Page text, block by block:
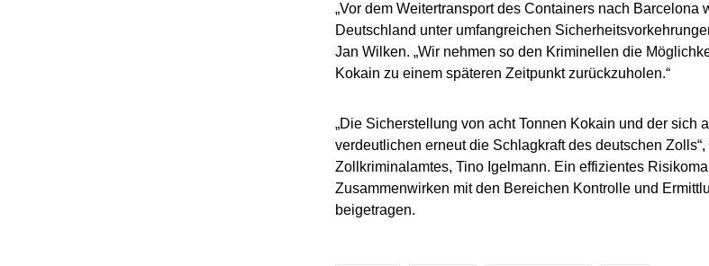
„Vor dem Weitertransport des Containers nach Barcelona
Deutschland unter umfangreichen
Jan Wilken. „Wir nehmen so den Kriminellen die
Kokain zu einem späteren Zeitpunkt zurückzuholen.“
„Die Sicherstellung von acht Tonnen Kokain und der sich
verdeutlichen erneut die Schlagkraft des deutschen
Zollkriminalamtes, Tino Igelmann. Ein effizientes
Zusammenwirken mit den Bereichen Kontrolle und
beigetragen.